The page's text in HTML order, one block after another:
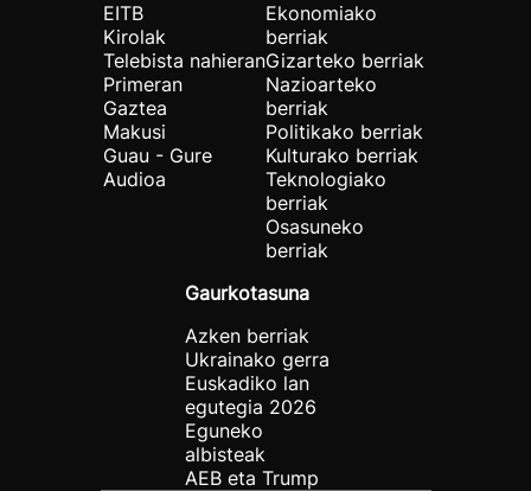
EITB
Kirolak
Telebista nahieran
Primeran
Gaztea
Makusi
Guau - Gure
Audioa
Ekonomiako
berriak
Gizarteko berriak
Nazioarteko
berriak
Politikako berriak
Kulturako berriak
Teknologiako
berriak
Osasuneko
berriak
Gaurkotasuna
Azken berriak
Ukrainako gerra
Euskadiko lan
egutegia 2026
Eguneko
albisteak
AEB eta Trump